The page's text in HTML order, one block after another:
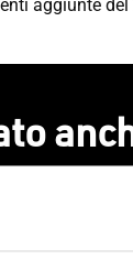
aggiunte del